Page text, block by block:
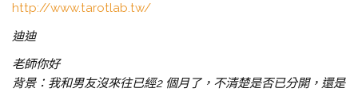
http://www.tarotlab.tw/
迪迪
老師你好
背景：我和男友沒來往已經2 個月了，不清楚是否已分開，還是